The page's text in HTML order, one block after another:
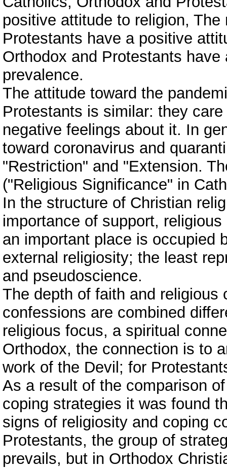
positive attitude to religion,
Protestants have a positive
Orthodox and Protestants
prevalence.
The attitude toward the
Protestants is similar: they
negative feelings about it. In
toward coronavirus and
"Restriction" and "Extension.
("Religious Significance" in
In the structure of Christian
importance of support,
an important place is occupied
external religiosity; the least
and pseudoscience.
The depth of faith and religious
confessions are combined
religious focus, a spiritual
Orthodox, the connection is to
work of the Devil; for
As a result of the comparison
coping strategies it was found
signs of religiosity and coping
Protestants, the group of
prevails, but in Orthodox